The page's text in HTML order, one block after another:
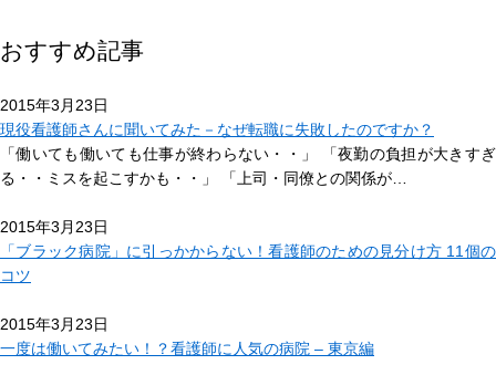
おすすめ記事
2015年3月23日
現役看護師さんに聞いてみた－なぜ転職に失敗したのですか？
「働いても働いても仕事が終わらない・・」 「夜勤の負担が大きすぎ
る・・ミスを起こすかも・・」 「上司・同僚との関係が…
2015年3月23日
「ブラック病院」に引っかからない！看護師のための見分け方 11個の
コツ
2015年3月23日
一度は働いてみたい！？看護師に人気の病院 – 東京編